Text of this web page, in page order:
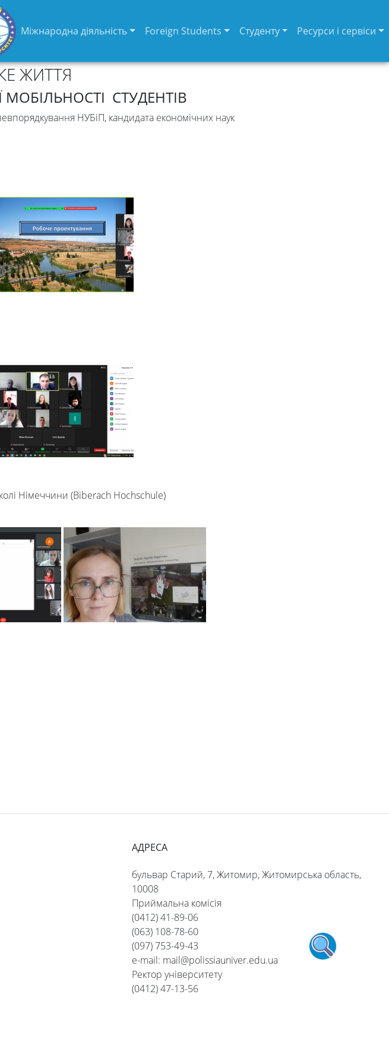
Міжнародна діяльність Foreign Students Студенту Ресурси і сервіси
ЖИТТЯ
СТУДЕНТІВ
НУБіП, кандидата економічних наук
Німеччини (Biberach Hochschule)
АДРЕСА
бульвар Старий, 7, Житомир, Житомирська область,
10008
Приймальна комісія
(0412) 41-89-06
(063) 108-78-60
(097) 753-49-43
e-mail: mail@polissiauniver.edu.ua
Ректор університету
(0412) 47-13-56